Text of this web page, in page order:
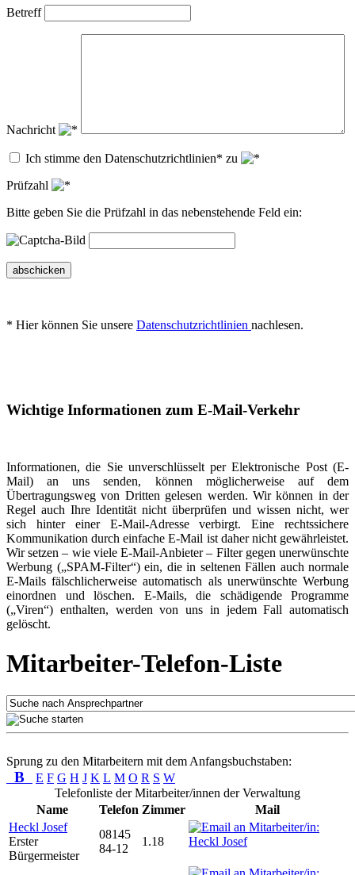
Betreff
Nachricht
Ich stimme den Datenschutzrichtlinien* zu
Prüfzahl
Bitte geben Sie die Prüfzahl in das nebenstehende Feld ein:
abschicken
* Hier können Sie unsere Datenschutzrichtlinien nachlesen.
Wichtige Informationen zum E-Mail-Verkehr
Informationen, die Sie unverschlüsselt per Elektronische Post (E-
Mail) an uns senden, können möglicherweise auf dem
Übertragungsweg von Dritten gelesen werden. Wir können in der
Regel auch Ihre Identität nicht überprüfen und wissen nicht, wer
sich hinter einer E-Mail-Adresse verbirgt. Eine rechtssichere
Kommunikation durch einfache E-Mail ist daher nicht gewährleistet.
Wir setzen – wie viele E-Mail-Anbieter – Filter gegen unerwünschte
Werbung („SPAM-Filter“) ein, die in seltenen Fällen auch normale
E-Mails fälschlicherweise automatisch als unerwünschte Werbung
einordnen und löschen. E-Mails, die schädigende Programme
(„Viren“) enthalten, werden von uns in jedem Fall automatisch
gelöscht.
Mitarbeiter-Telefon-Liste
Sprung zu den Mitarbeitern mit dem Anfangsbuchstaben:
B E F G H J K L M O R S W
Telefonliste der Mitarbeiter/innen der Verwaltung
Name
Telefon Zimmer
Mail
Heckl Josef
Erster
Bürgermeister
08145
84-12
1.18